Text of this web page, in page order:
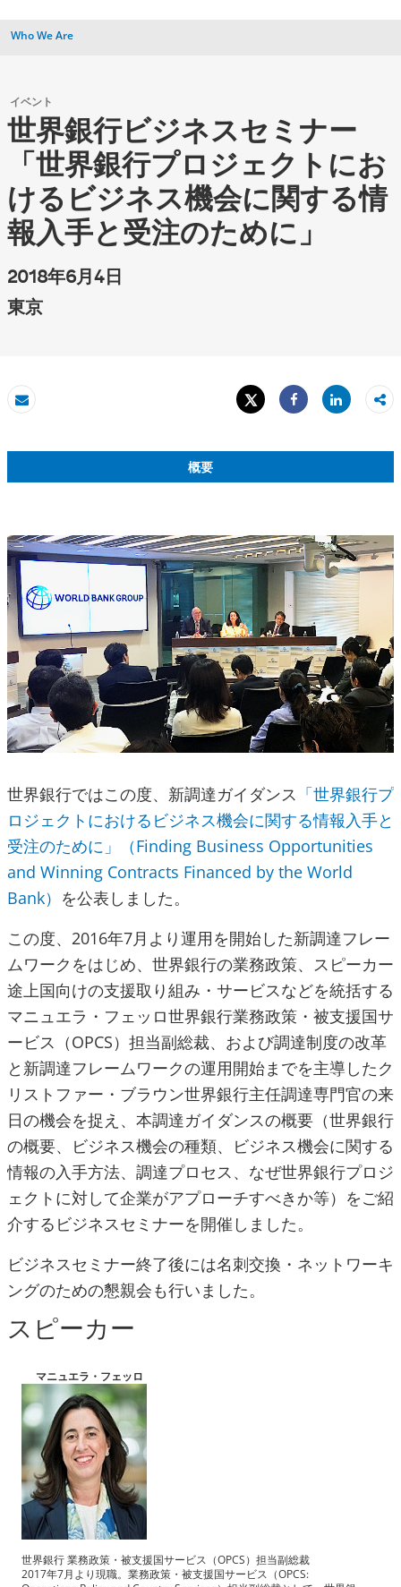
Who We Are
イベント
世界銀行ビジネスセミナー
「世界銀行プロジェクトにお
けるビジネス機会に関する情
報入手と受注のために」
2018年6月4日
東京
Eメール
Tweet
Share
Share
概要
世界銀行ではこの度、新調達ガイダンス 「世界銀行プ
ロジェクトにおけるビジネス機会に関する情報入手と
受注のために」（Finding Business Opportunities
and Winning Contracts Financed by the World
Bank） を公表しました。
この度、2016年7月より運用を開始した新調達フレー
ムワークをはじめ、世界銀行の業務政策、スピーカー
途上国向けの支援取り組み・サービスなどを統括する
マニュエラ・フェッロ世界銀行業務政策・被支援国サ
ービス（OPCS）担当副総裁、および調達制度の改革
と新調達フレームワークの運用開始までを主導したク
リストファー・ブラウン世界銀行主任調達専門官の来
日の機会を捉え、本調達ガイダンスの概要（世界銀行
の概要、ビジネス機会の種類、ビジネス機会に関する
情報の入手方法、調達プロセス、なぜ世界銀行プロジ
ェクトに対して企業がアプローチすべきか等）をご紹
介するビジネスセミナーを開催しました。
ビジネスセミナー終了後には名刺交換・ネットワーキ
ングのための懇親会も行いました。
スピーカー
マニュエラ・フェッロ
世界銀行 業務政策・被支援国サービス（OPCS）担当副総裁
2017年7月より現職。業務政策・被支援国サービス（OPCS: